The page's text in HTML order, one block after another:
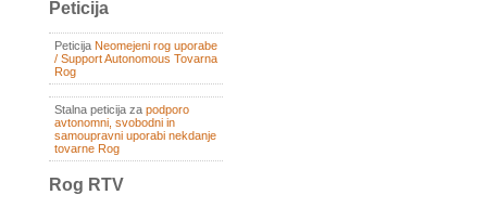
Peticija
Peticija Neomejeni rog uporabe
/ Support Autonomous Tovarna
Rog
Stalna peticija za podporo
avtonomni, svobodni in
samoupravni uporabi nekdanje
tovarne Rog
Rog RTV